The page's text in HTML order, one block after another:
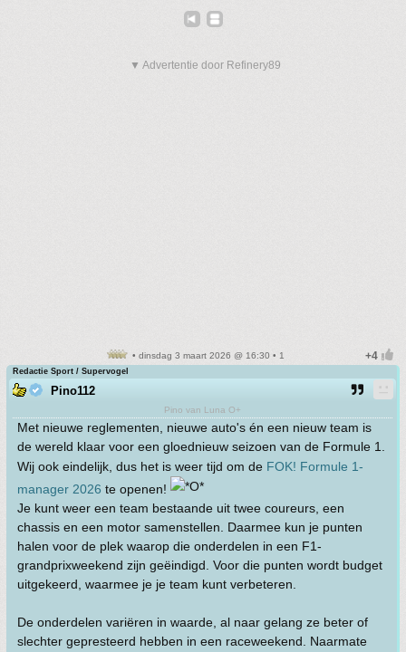
▼ Advertentie door Refinery89
• dinsdag 3 maart 2026 @ 16:30 • 1
Redactie Sport / Supervogel
Pino112
Pino van Luna O+
Met nieuwe reglementen, nieuwe auto's én een nieuw team is
de wereld klaar voor een gloednieuw seizoen van de Formule 1.
Wij ook eindelijk, dus het is weer tijd om de FOK! Formule 1-
manager 2026 te openen!
Je kunt weer een team bestaande uit twee coureurs, een
chassis en een motor samenstellen. Daarmee kun je punten
halen voor de plek waarop die onderdelen in een F1-
grandprixweekend zijn geëindigd. Voor die punten wordt budget
uitgekeerd, waarmee je je team kunt verbeteren.
De onderdelen variëren in waarde, al naar gelang ze beter of
slechter gepresteerd hebben in een raceweekend. Naarmate